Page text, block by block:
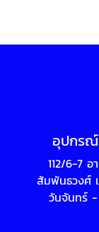
อุปกร
112/6-7
สัมพันธวงศ์
วันจันทร์ -